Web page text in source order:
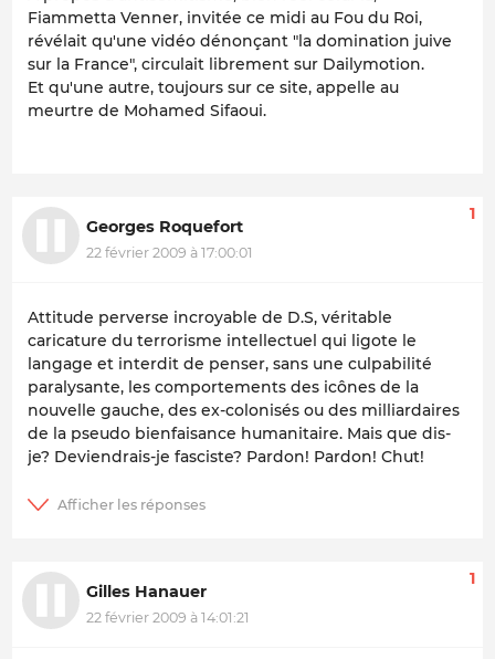
Fiammetta Venner, invitée ce midi au Fou du Roi,
révélait qu'une vidéo dénonçant "la domination juive
sur la France", circulait librement sur Dailymotion.
Et qu'une autre, toujours sur ce site, appelle au
meurtre de Mohamed Sifaoui.
Georges Roquefort
22 février 2009 à 17:00:01
1
Attitude perverse incroyable de D.S, véritable
caricature du terrorisme intellectuel qui ligote le
langage et interdit de penser, sans une culpabilité
paralysante, les comportements des icônes de la
nouvelle gauche, des ex-colonisés ou des milliardaires
de la pseudo bienfaisance humanitaire. Mais que dis-
je? Deviendrais-je fasciste? Pardon! Pardon! Chut!
Gilles Hanauer
22 février 2009 à 14:01:21
1